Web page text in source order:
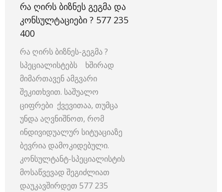
ᲠᲐ ᲦᲘᲠᲡ ᲑᲘᲖᲜᲔᲡ ᲒᲔᲒᲛᲐ ᲓᲐ
ᲙᲝᲜᲡᲣᲚᲢᲐᲪᲘᲔᲑᲘ ? 577 235
400
რა ღირს ბიზნეს-გეგმა ?
სპეციალისტებს ხშირად
მიმართავენ ამგვარი
შეკითხვით. საშუალო
ციფრები ქვევითაა, თუმცა
უნდა აღვნიშნოთ, რომ
ინდივიდუალურ სიტუაციაზე
ბევრია დამოკიდებული.
კონსულტანტ-სპეციალისტის
მოსაწვევად შეგიძლიათ
დაუკავშირდეთ 577 235